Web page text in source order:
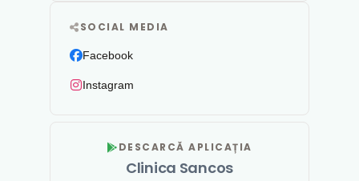
SOCIAL MEDIA
Facebook
Instagram
DESCARCĂ APLICAȚIA
Clinica Sancos